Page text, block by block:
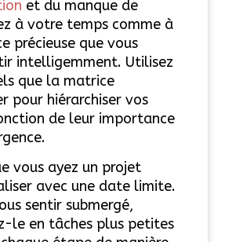
et du manque de
à votre temps comme à
précieuse que vous
intelligemment. Utilisez
que la matrice
pour hiérarchiser vos
de leur importance
vous ayez un projet
avec une date limite.
sentir submergé,
le en tâches plus petites